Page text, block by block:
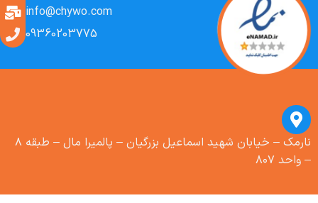
info@chywo.com
09360203775
نارمک – خیابان شهید اسماعیل بزرگیان – پالمیرا مال – طبقه ۸
– واحد ۸۰۷
عقیم